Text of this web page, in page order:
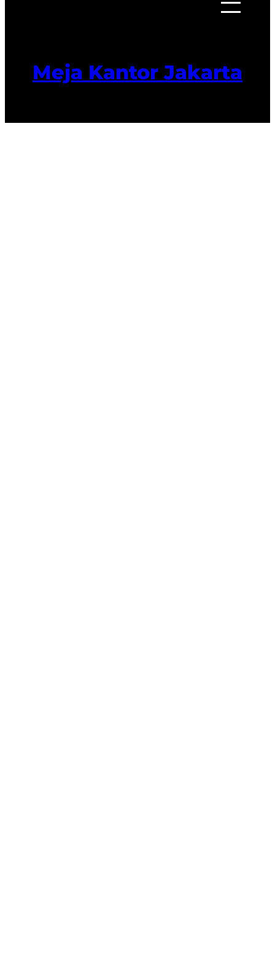
Meja Kantor Jakarta